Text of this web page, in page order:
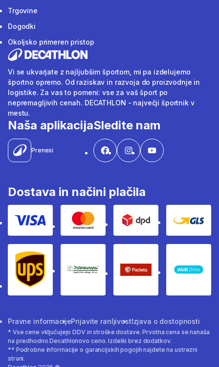
Trgovine
Dogodki
Okoljsko primeren pristop
Vi se ukvarjate z najljubšim športom, mi pa izdelujemo
športno opremo. Od raziskav in razvoja do proizvodnje in
logistike. Za vas to pomeni: vse za vaš šport po
nepremagljivih cenah. DECATHLON - največji športnik v
mestu.
Naša aplikacija
Prenesi
Sledite nam
Dostava in načini plačila
Visa Mastercard Dpd Gls
Ups Intereuropa Packeta Sledenje
WOLT
Pravne informacijePrijavite ranljivostIzjava o dostopnosti
* Vse cene vključujejo DDV in stroške dostave. Prvotna cena se nanaša
na predhodno Decathlonovo ceno. Izdelki brez dodatkov.
** Podrobne informacije o garancijskih pogojih najdete na ustrezni
strani.